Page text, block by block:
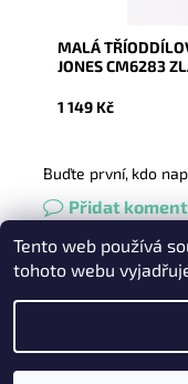
MALÁ
JONES CM6283
1 149 Kč
Buďte první, kdo
Přidat
2026 © Kabelky
Tento web používá
tohoto webu